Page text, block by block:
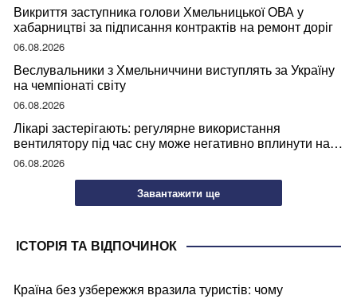
Викриття заступника голови Хмельницької ОВА у
хабарництві за підписання контрактів на ремонт доріг
06.08.2026
Веслувальники з Хмельниччини виступлять за Україну
на чемпіонаті світу
06.08.2026
Лікарі застерігають: регулярне використання
вентилятору під час сну може негативно вплинути на
ваше здоров’я
06.08.2026
Завантажити ще
ІСТОРІЯ ТА ВІДПОЧИНОК
Країна без узбережжя вразила туристів: чому